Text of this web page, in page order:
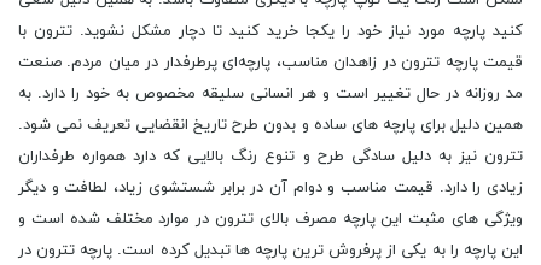
کنید پارچه مورد نیاز خود را یکجا خرید کنید تا دچار مشکل نشوید. تترون با
قیمت پارچه تترون در زاهدان مناسب، پارچه‌ای پرطرفدار در میان مردم. صنعت
مد روزانه در حال تغییر است و هر انسانی سلیقه مخصوص به خود را دارد. به
همین دلیل برای پارچه‌ های ساده و بدون طرح تاریخ انقضایی تعریف نمی‌ شود.
تترون نیز به دلیل سادگی طرح و تنوع رنگ بالایی که دارد همواره طرفداران
زیادی را دارد. قیمت مناسب و دوام آن در برابر شستشوی زیاد، لطافت و دیگر
ویژگی ‌های مثبت این پارچه مصرف بالای تترون در موارد مختلف شده است و
این پارچه را به یکی از پرفروش ‌ترین پارچه‌ ها تبدیل کرده ‌است. پارچه تترون در